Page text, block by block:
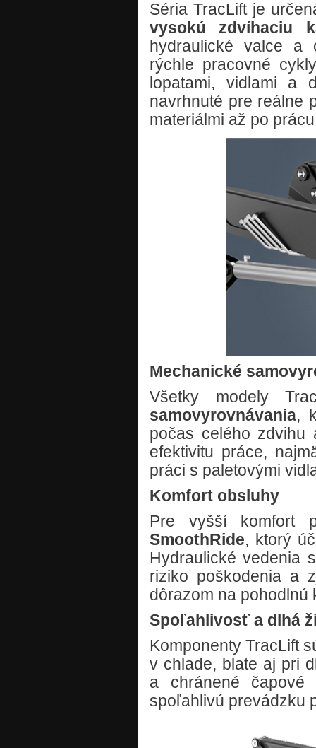
Séria TracLift je
vysokú zdvíhaciu
hydraulické valce a
rýchle pracovné
lopatami, vidlami a
navrhnuté pre reálne
materiálmi až po
Mechanické
Všetky modely
samovyrovnávania,
počas celého zdvihu
efektivitu práce,
práci s paletovými
Komfort obsluhy
Pre vyšší komfort
SmoothRide, ktorý
Hydraulické vedenia
riziko poškodenia a
dôrazom na pohodlnú
Spoľahlivosť a dlhá
Komponenty TracLift
v chlade, blate aj pri
a chránené čapové
spoľahlivú prevádzku